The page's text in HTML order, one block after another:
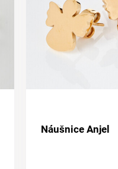
Náušnice Anjel